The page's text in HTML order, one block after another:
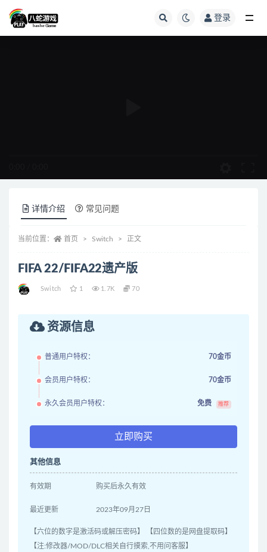
登录
详情介绍 常见问题
当前位置： 首页 Switch 正文
FIFA 22/FIFA22遗产版
Switch 1 1.7K 70
资源信息
普通用户特权： 70金币
会员用户特权： 70金币
永久会员用户特权： 免费 推荐
立即购买
其他信息
有效期 购买后永久有效
最近更新 2023年09月27日
【六位的数字是激活码或解压密码】 【四位数的是网盘提取码】
【注:修改器/MOD/DLC相关自行摸索,不用问客服】